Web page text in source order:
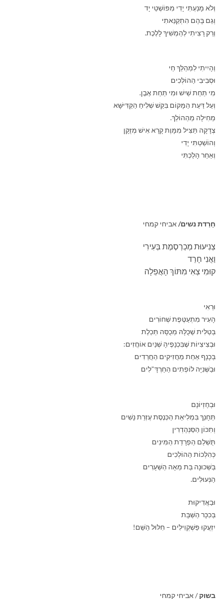
וְלֹא מָנַעְתִּי יָדִי מִפּוֹשְׁטֵי יָד
וְגַם בָּהֶם הִתְקַנֵּאתִי
וְרַק רָצִיתִי לְהַמְשִׁיךְ לָלֶכֶת.
וְהָיִיתִי לִמְהַלֵּךְ חַי
וּסְבִיבִי הַהוֹלְכִים
מִי תַּחַת שַׁיִשׁ וּמִי תַּחַת אֶבֶן.
וְעַל דַּעַת הַמָּקוֹם בִּקֵּשׁ שְׁלִיחַ הַקַּדִּישָּׁא
מְחִילָה מֵהַהוֹלֵךְ.
צְדָקָה תַּצִּיל מִמָּוֶת קָרָא אִישׁ מְזֻקָּן
וְהוֹשַׁטְתִּי יָדִי
וְאַחַר הָלַכְתִּי
חָרַדת נשים/ אביחי קמחי
צְנִיעוּת מְכַרְסֶמֶת בְּעִירִי
וַאֲנִי חָרֵד
קוּמִי צְאִי מִתּוֹךְ הָאֲפֵלָה
וּרְאִי
הָעִיר מִתְעַטֶּפֶת שְׁחוֹרִים
בְּטַלִּית שֶׁכֻּלָּהּ מְכֻסָּה תְּכֵלֶת
וּבְצִיצִיוֹת שֶׁבִּכְנָפֶיהָ שְׁנַיִם אוֹחֲזִים:
בְּכָנָף אַחַת מַחֲזִיקִים הַחֲרֵדִים
וּבַשְּׁנִיָּה לוֹפְתִים הַחַרְדָּ"לִים
וּבְחֶזְיוֹנָם
תֵּחָנֵךְ בִּמְלִיאַת הַכְּנֶסֶת עֶזְרַת נָשִׁים
וְתִכּוֹן הַסַּנְהֶדְרִין
תֻּשְׁלַם הַפְרָדַת הַמִּינִים
כְּהִלְכוֹת הַהוֹלְכִים
בַּשְּׁכוּנָה בַּת מֵאָה הַשְּׁעָרִים
הַנְּעוּלִים.
וּבַאֲדִיקוּת
בְּכִכָּר הַשַּׁבָּת
יִזְעֲקוּ פַּשְׁקְוִילִים – חִלּוּל הַשֵּׁם!
בשוק/ אביחי קמחי